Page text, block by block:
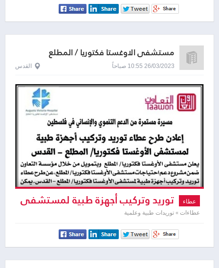
مستشفى الاوغستا فكتوريا / المطلع
26/03/2023 10:55 صباحاً القدس
عطاء توريد وتركيب أجهزة طبية لمستشفى
الأوغستا فكتوريا / المطلع - القدس
عطاءات » توريدات طبية وعلمية